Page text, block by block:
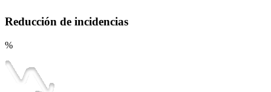
Reducción de incidencias
%